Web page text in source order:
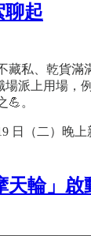
聊起
藏私、乾貨滿
場派上用場，
。
日（二）晚
天輪」啟